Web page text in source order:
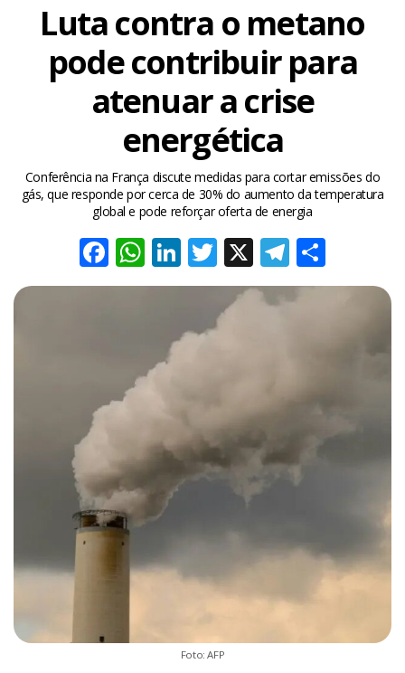
Luta contra o metano
pode contribuir para
atenuar a crise
energética
Conferência na França discute medidas para cortar emissões do
gás, que responde por cerca de 30% do aumento da temperatura
global e pode reforçar oferta de energia
Facebook
WhatsApp
LinkedIn
Twitter
X
Foto: AFP